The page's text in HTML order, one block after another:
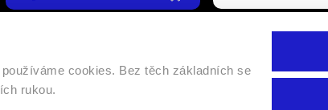
cookies. Bez těch základních se
rukou.
|Nastavení cookies